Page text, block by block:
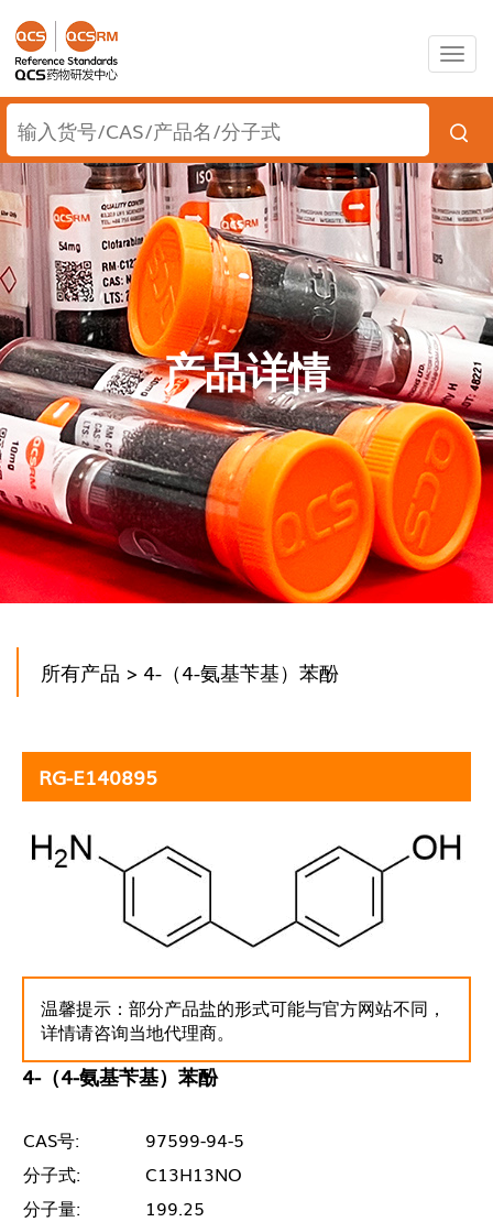
产品详情
所有产品 > 4-（4-氨基苄基）苯酚
RG-E140895
温馨提示：部分产品盐的形式可能与官方网站不同，
详情请咨询当地代理商。
4-（4-氨基苄基）苯酚
CAS号:
97599-94-5
分子式:
C13H13NO
分子量:
199.25